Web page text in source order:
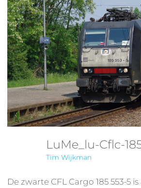
LuMe_lu-Cflc-
Tim Wijkman
De zwarte CFL Cargo 185 553-5